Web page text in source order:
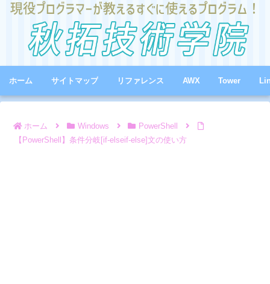
ホーム サイトマップ リファレンス AWX Tower
ホーム Windows
PowerShell
【PowerShell】条件分岐[if-elseif-else]文の使い方